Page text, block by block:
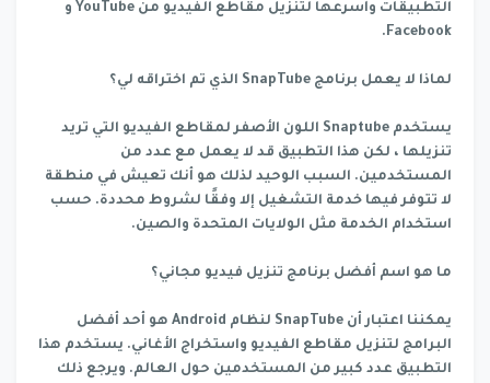
التطبيقات وأسرعها لتنزيل مقاطع الفيديو من YouTube و
Facebook.
لماذا لا يعمل برنامج SnapTube الذي تم اختراقه لي؟
يستخدم Snaptube اللون الأصفر لمقاطع الفيديو التي تريد
تنزيلها ، لكن هذا التطبيق قد لا يعمل مع عدد من
المستخدمين. السبب الوحيد لذلك هو أنك تعيش في منطقة
لا تتوفر فيها خدمة التشغيل إلا وفقًا لشروط محددة. حسب
استخدام الخدمة مثل الولايات المتحدة والصين.
ما هو اسم أفضل برنامج تنزيل فيديو مجاني؟
يمكننا اعتبار أن SnapTube لنظام Android هو أحد أفضل
البرامج لتنزيل مقاطع الفيديو واستخراج الأغاني. يستخدم هذا
التطبيق عدد كبير من المستخدمين حول العالم. ويرجع ذلك